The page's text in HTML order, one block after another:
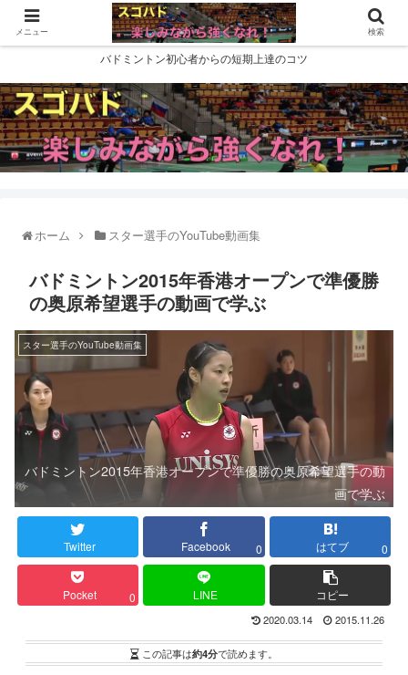
バドミントン初心者からの短期上達のコツ
ホーム スター選手のYouTube動画集
バドミントン2015年香港オープンで準優勝
の奥原希望選手の動画で学ぶ
スター選手のYouTube動画集
バドミントン2015年香港オープンで準優勝の奥原希望選手の動
画で学ぶ
Twitter Facebook 0 はてブ 0
Pocket 0 LINE コピー
2020.03.14 2015.11.26
この記事は約4分で読めます。
メニュー 検索